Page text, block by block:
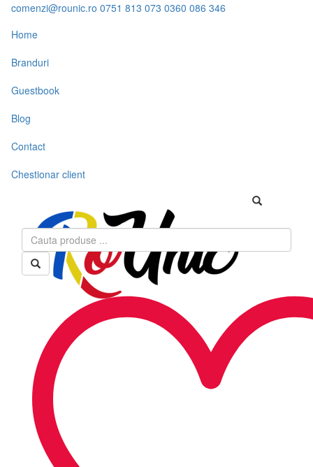
comenzi@rounic.ro 0751 813 073 0360 086 346
Home
Branduri
Guestbook
Blog
Contact
Chestionar client